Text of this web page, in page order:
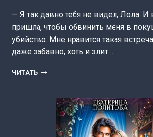
— Я так давно тебя не видел, Лола. И
пришла, чтобы обвинить меня в
убийство. Мне нравится такая
даже забавно, хоть и злит…
ЧИТАТЬ ИГРУШКА
(ЕКАТЕРИНА
ПОЛИТОВА)